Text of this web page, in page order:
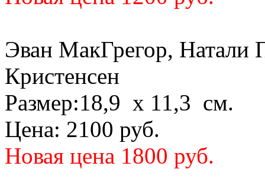
Эван МакГрегор, Натали
Кристенсен
Размер:18,9 х 11,3 см.
Цена: 2100 руб.
Новая цена 1800 руб.